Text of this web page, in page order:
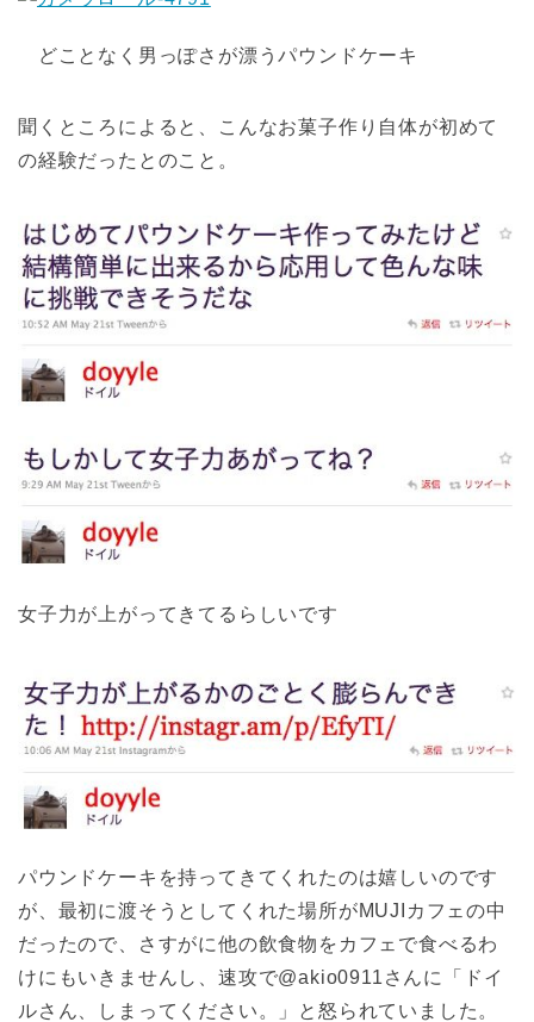
どことなく男っぽさが漂うパウンドケーキ
聞くところによると、こんなお菓子作り自体が初めて
の経験だったとのこと。
女子力が上がってきてるらしいです
パウンドケーキを持ってきてくれたのは嬉しいのです
が、最初に渡そうとしてくれた場所がMUJIカフェの中
だったので、さすがに他の飲食物をカフェで食べるわ
けにもいきませんし、速攻で@akio0911さんに「ドイ
ルさん、しまってください。」と怒られていました。